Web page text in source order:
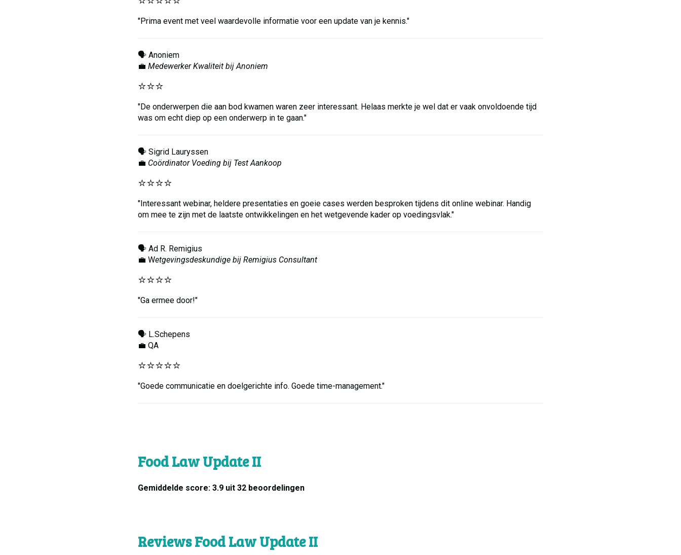
"Prima event met veel waardevolle informatie voor een update van je kennis."
🗣️ Anoniem
💼 Medewerker Kwaliteit bij Anoniem
⭐️⭐️⭐️
"De onderwerpen die aan bod kwamen waren zeer interessant. Helaas merkte je wel dat er vaak onvoldoende tijd
was om echt diep op een onderwerp in te gaan."
🗣️ Sigrid Lauryssen
💼 Coördinator Voeding bij Test Aankoop
⭐️⭐️⭐️⭐️
"Interessant webinar, heldere presentaties en goeie cases werden besproken tijdens dit online webinar. Handig
om mee te zijn met de laatste ontwikkelingen en het wetgevende kader op voedingsvlak."
🗣️ Ad R. Remigius
💼 Wetgevingsdeskundige bij Remigius Consultant
⭐️⭐️⭐️⭐️
"Ga ermee door!"
🗣️ L.Schepens
💼 QA
⭐️⭐️⭐️⭐️⭐️
"Goede communicatie en doelgerichte info. Goede time-management."
Food Law Update II
Gemiddelde score: 3.9 uit 32 beoordelingen
Reviews Food Law Update II